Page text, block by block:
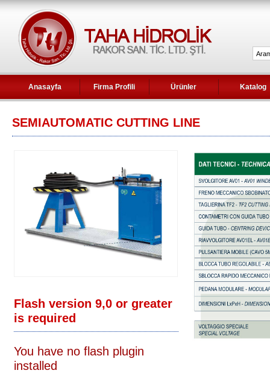
Anasayfa Firma Profili Ürünler Katalog
SEMIAUTOMATIC CUTTING LINE
Flash version 9,0 or greater
is required
You have no flash plugin
installed